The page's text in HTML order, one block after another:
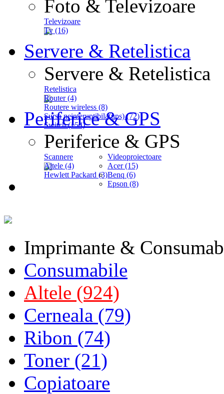
Foto & Televizoare
Televizoare
Tv (16)
Servere & Retelistica
Servere & Retelistica
Retelistica
Router (4)
Routere wireless (8)
Sursa neinteruptibila(ups) (72)
Switch (154)
Periferice & GPS
Periferice & GPS
Scannere
Altele (4)
Hewlett Packard (3)
Videoproiectoare
Acer (15)
Benq (6)
Epson (8)
Imprimante &
Consumabile
Altele (924)
Cerneala (79)
Ribon (74)
Toner (21)
Copiatoare